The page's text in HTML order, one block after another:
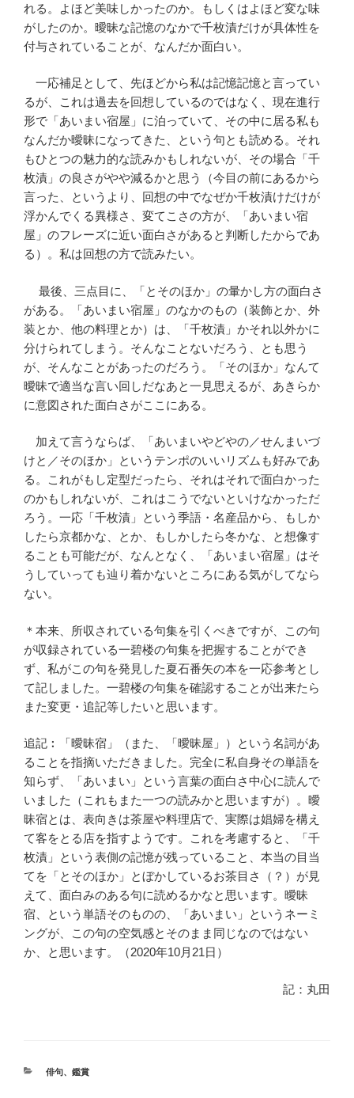
れる。よほど美味しかったのか。もしくはよほど変な味
がしたのか。曖昧な記憶のなかで千枚漬だけが具体性を
付与されていることが、なんだか面白い。
一応補足として、先ほどから私は記憶記憶と言ってい
るが、これは過去を回想しているのではなく、現在進行
形で「あいまい宿屋」に泊っていて、その中に居る私も
なんだか曖昧になってきた、という句とも読める。それ
もひとつの魅力的な読みかもしれないが、その場合「千
枚漬」の良さがやや減るかと思う（今目の前にあるから
言った、というより、回想の中でなぜか千枚漬けだけが
浮かんでくる異様さ、変てこさの方が、「あいまい宿
屋」のフレーズに近い面白さがあると判断したからであ
る）。私は回想の方で読みたい。
最後、三点目に、「とそのほか」の暈かし方の面白さ
がある。「あいまい宿屋」のなかのもの（装飾とか、外
装とか、他の料理とか）は、「千枚漬」かそれ以外かに
分けられてしまう。そんなことないだろう、とも思う
が、そんなことがあったのだろう。「そのほか」なんて
曖昧で適当な言い回しだなあと一見思えるが、あきらか
に意図された面白さがここにある。
加えて言うならば、「あいまいやどやの／せんまいづ
けと／そのほか」というテンポのいいリズムも好みであ
る。これがもし定型だったら、それはそれで面白かった
のかもしれないが、これはこうでないといけなかっただ
ろう。一応「千枚漬」という季語・名産品から、もしか
したら京都かな、とか、もしかしたら冬かな、と想像す
ることも可能だが、なんとなく、「あいまい宿屋」はそ
うしていっても辿り着かないところにある気がしてなら
ない。
＊本来、所収されている句集を引くべきですが、この句
が収録されている一碧楼の句集を把握することができ
ず、私がこの句を発見した夏石番矢の本を一応参考とし
て記しました。一碧楼の句集を確認することが出来たら
また変更・追記等したいと思います。
追記︰「曖昧宿」（また、「曖昧屋」）という名詞があ
ることを指摘いただきました。完全に私自身その単語を
知らず、「あいまい」という言葉の面白さ中心に読んで
いました（これもまた一つの読みかと思いますが）。曖
昧宿とは、表向きは茶屋や料理店で、実際は娼婦を構え
て客をとる店を指すようです。これを考慮すると、「千
枚漬」という表側の記憶が残っていること、本当の目当
てを「とそのほか」とぼかしているお茶目さ（？）が見
えて、面白みのある句に読めるかなと思います。曖昧
宿、という単語そのものの、「あいまい」というネーミ
ングが、この句の空気感とそのまま同じなのではない
か、と思います。（2020年10月21日）
記：丸田
カ
俳句、 鑑賞